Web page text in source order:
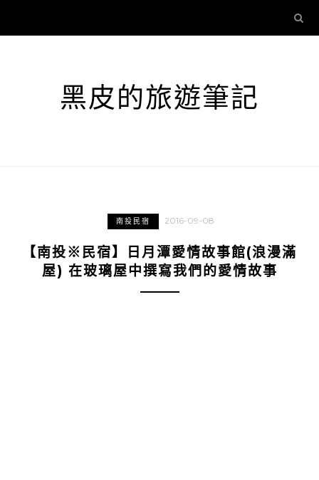
黑皮的旅遊筆記
南投民宿 2016-09-08
【南投※民宿】日月潭愛情故事館(浪漫滿
屋) 在玻璃屋中撰寫我們的愛情故事